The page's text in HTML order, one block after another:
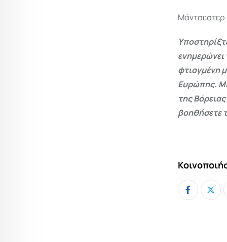
Μάντσεστερ
ενημερώνει
φτιαγμένη
Ευρώπης.
της
βοηθήσετε